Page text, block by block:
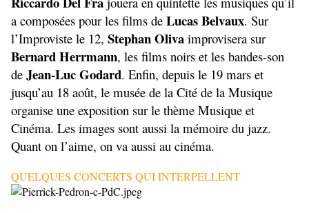
a composées pour les films de Lucas Belvaux. Sur
l’Improviste le 12, Stephan Oliva improvisera sur
Bernard Herrmann, les films noirs et les bandes-son
de Jean-Luc Godard. Enfin, depuis le 19 mars et
jusqu’au 18 août, le musée de la Cité de la Musique
organise une exposition sur le thème Musique et
Cinéma. Les images sont aussi la mémoire du jazz.
Quant on l’aime, on va aussi au cinéma.
QUELQUES CONCERTS QUI INTERPELLENT